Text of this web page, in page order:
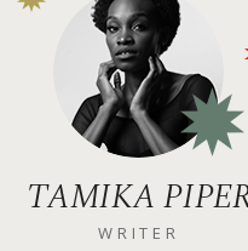
TAMIKA
WRITER